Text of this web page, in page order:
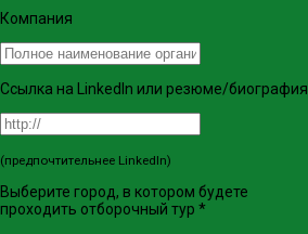
Компания
Ссылка на LinkedIn или резюме/биография
(предпочтительнее LinkedIn)
Выберите город, в котором будете
проходить отборочный тур *